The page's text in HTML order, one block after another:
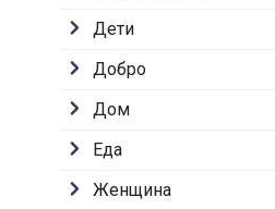
Дети
Добро
Дом
Еда
Женщина